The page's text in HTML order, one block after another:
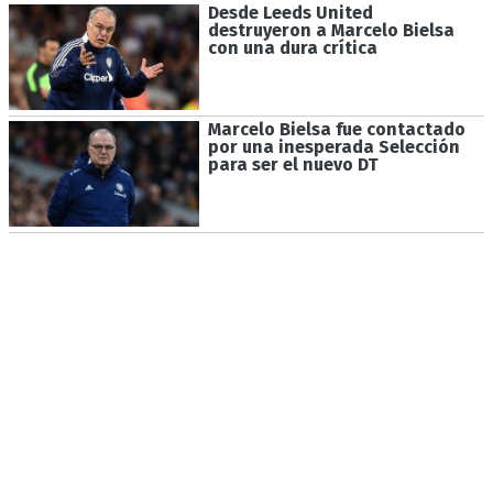
Desde Leeds United
destruyeron a Marcelo Bielsa
con una dura crítica
Marcelo Bielsa fue contactado
por una inesperada Selección
para ser el nuevo DT